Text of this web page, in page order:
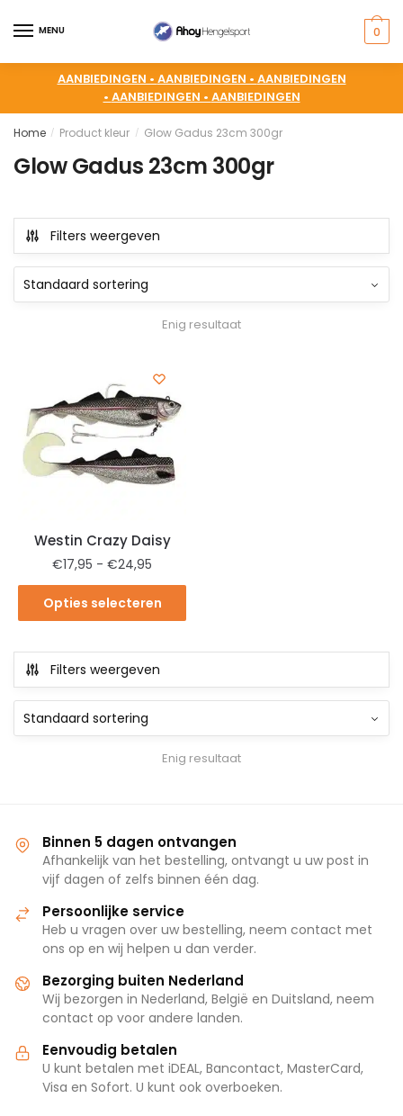
MENU 0
AANBIEDINGEN • AANBIEDINGEN • AANBIEDINGEN
• AANBIEDINGEN • AANBIEDINGEN
Home / Product kleur / Glow Gadus 23cm 300gr
Glow Gadus 23cm 300gr
Filters weergeven
Enig resultaat
Westin Crazy Daisy
€17,95 - €24,95
Opties selecteren
Filters weergeven
Enig resultaat
Binnen 5 dagen ontvangen
Afhankelijk van het bestelling, ontvangt u uw post in
vijf dagen of zelfs binnen één dag.
Persoonlijke service
Heb u vragen over uw bestelling, neem contact met
ons op en wij helpen u dan verder.
Bezorging buiten Nederland
Wij bezorgen in Nederland, België en Duitsland, neem
contact op voor andere landen.
Eenvoudig betalen
U kunt betalen met iDEAL, Bancontact, MasterCard,
Visa en Sofort. U kunt ook overboeken.